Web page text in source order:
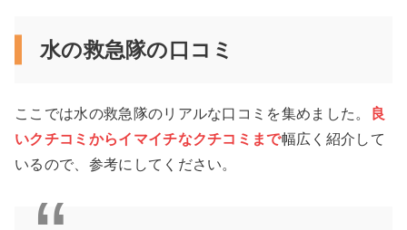
水の救急隊の 口コミ
ここでは水の救急隊のリアルな口コミを集めました。
良
いクチコミからイマイチなクチコミまで幅広く紹介して
いるので、参考にしてください。